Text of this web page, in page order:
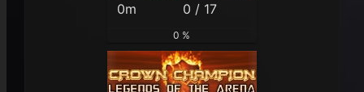
0m 0 / 17
0 %